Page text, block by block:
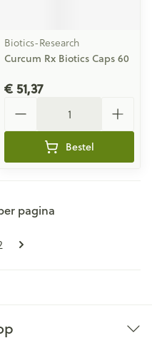
Biotics-Research
Curcum Rx Biotics Caps 60
€ 51,37
Bestel
momenteel pagina
pagina